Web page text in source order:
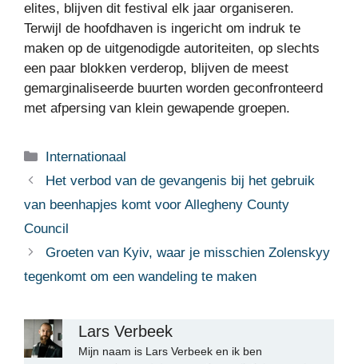
elites, blijven dit festival elk jaar organiseren.
Terwijl de hoofdhaven is ingericht om indruk te
maken op de uitgenodigde autoriteiten, op slechts
een paar blokken verderop, blijven de meest
gemarginaliseerde buurten worden geconfronteerd
met afpersing van klein gewapende groepen.
Categorieën
Internationaal
Het verbod van de gevangenis bij het gebruik
van beenhapjes komt voor Allegheny County
Council
Groeten van Kyiv, waar je misschien Zolenskyy
tegenkomt om een ​​wandeling te maken
Lars Verbeek
Mijn naam is Lars Verbeek en ik ben